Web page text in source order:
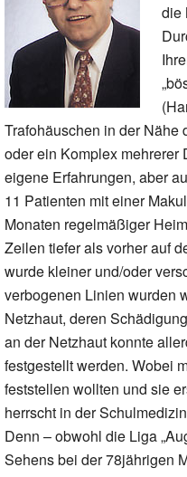
die
Trafohäuschen in der Nähe
oder ein Komplex mehrerer
eigene Erfahrungen, aber
11 Patienten mit einer
Monaten regelmäßiger
Zeilen tiefer als vorher auf
wurde kleiner und/oder
verbogenen Linien wurden
Netzhaut, deren
an der Netzhaut konnte
festgestellt werden. Wobei
feststellen wollten und sie
herrscht in der
Denn – obwohl die Liga
Sehens bei der 78jährigen